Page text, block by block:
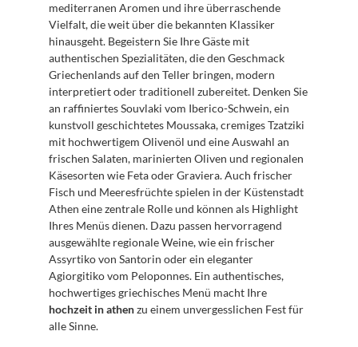
mediterranen Aromen und ihre überraschende
Vielfalt, die weit über die bekannten Klassiker
hinausgeht. Begeistern Sie Ihre Gäste mit
authentischen Spezialitäten, die den Geschmack
Griechenlands auf den Teller bringen, modern
interpretiert oder traditionell zubereitet. Denken Sie
an raffiniertes Souvlaki vom Iberico-Schwein, ein
kunstvoll geschichtetes Moussaka, cremiges Tzatziki
mit hochwertigem Olivenöl und eine Auswahl an
frischen Salaten, marinierten Oliven und regionalen
Käsesorten wie Feta oder Graviera. Auch frischer
Fisch und Meeresfrüchte spielen in der Küstenstadt
Athen eine zentrale Rolle und können als Highlight
Ihres Menüs dienen. Dazu passen hervorragend
ausgewählte regionale Weine, wie ein frischer
Assyrtiko von Santorin oder ein eleganter
Agiorgitiko vom Peloponnes. Ein authentisches,
hochzeit in athen zu einem unvergesslichen Fest für
alle Sinne.